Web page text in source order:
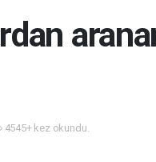
4545+ kez okundu.